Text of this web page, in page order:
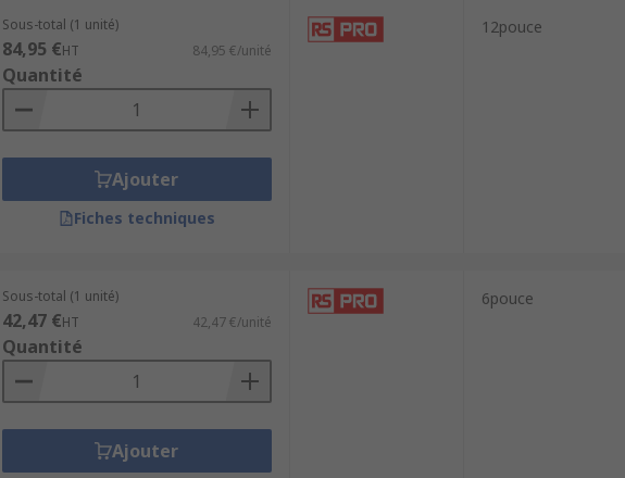
Sous-total (1 unité)
84,95 €HT 84,95 €/unité
Quantité
Ajouter
Fiches techniques
12pouce
Sous-total (1 unité)
42,47 €HT 42,47 €/unité
Quantité
Ajouter
6pouce